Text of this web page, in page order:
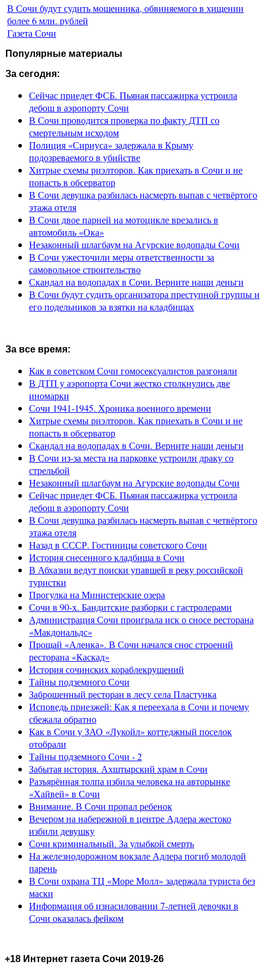
В Сочи будут судить мошенника, обвиняемого в хищении
более 6 млн. рублей
Газета Сочи
Популярные материалы
За сегодня:
Сейчас приедет ФСБ. Пьяная пассажирка устроила
дебош в аэропорту Сочи
В Сочи проводится проверка по факту ДТП со
смертельным исходом
Полиция «Сириуса» задержала в Крыму
подозреваемого в убийстве
Хитрые схемы риэлторов. Как приехать в Сочи и не
попасть в обсерватор
В Сочи девушка разбилась насмерть выпав с четвёртого
этажа отеля
В Сочи двое парней на мотоцикле врезались в
автомобиль «Ока»
Незаконный шлагбаум на Агурские водопады Сочи
В Сочи ужесточили меры ответственности за
самовольное строительство
Скандал на водопадах в Сочи. Верните наши деньги
В Сочи будут судить организатора преступной группы и
его подельников за взятки на кладбищах
За все время:
Как в советском Сочи гомосексуалистов разгоняли
В ДТП у аэропорта Сочи жестко столкнулись две
иномарки
Сочи 1941-1945. Хроника военного времени
Хитрые схемы риэлторов. Как приехать в Сочи и не
попасть в обсерватор
Скандал на водопадах в Сочи. Верните наши деньги
В Сочи из-за места на парковке устроили драку со
стрельбой
Незаконный шлагбаум на Агурские водопады Сочи
Сейчас приедет ФСБ. Пьяная пассажирка устроила
дебош в аэропорту Сочи
В Сочи девушка разбилась насмерть выпав с четвёртого
этажа отеля
Назад в СССР. Гостиницы советского Сочи
История снесенного кладбища в Сочи
В Абхазии ведут поиски упавшей в реку российской
туристки
Прогулка на Министерские озера
Сочи в 90-х. Бандитские разборки с гастролерами
Администрация Сочи проиграла иск о сносе ресторана
«Макдональдс»
Прощай «Аленка». В Сочи начался снос строений
ресторана «Каскад»
История сочинских кораблекрушений
Тайны подземного Сочи
Заброшенный ресторан в лесу села Пластунка
Исповедь приезжей: Как я переехала в Сочи и почему
сбежала обратно
Как в Сочи у ЗАО «Лукойл» коттеджный поселок
отобрали
Тайны подземного Сочи - 2
Забытая история. Ахштырский храм в Сочи
Разъярённая толпа избила человека на авторынке
«Хайвей» в Сочи
Внимание. В Сочи пропал ребенок
Вечером на набережной в центре Адлера жестоко
избили девушку
Сочи криминальный. За улыбкой смерть
На железнодорожном вокзале Адлера погиб молодой
парень
В Сочи охрана ТЦ «Море Молл» задержала туриста без
маски
Информация об изнасиловании 7-летней девочки в
Сочи оказалась фейком
+18 Интернет газета Сочи 2019-26